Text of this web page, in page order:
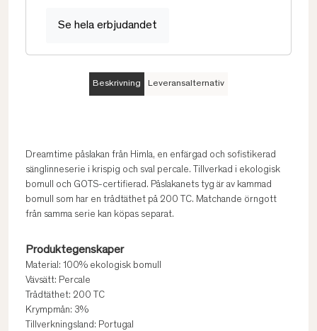
Se hela erbjudandet
Beskrivning Leveransalternativ
Dreamtime påslakan från Himla, en enfärgad och sofistikerad
sänglinneserie i krispig och sval percale. Tillverkad i ekologisk
bomull och GOTS-certifierad. Påslakanets tyg är av kammad
bomull som har en trådtäthet på 200 TC. Matchande örngott
från samma serie kan köpas separat.
Produktegenskaper
Material: 100% ekologisk bomull
Vävsätt: Percale
Trådtäthet: 200 TC
Krympmån: 3%
Tillverkningsland: Portugal